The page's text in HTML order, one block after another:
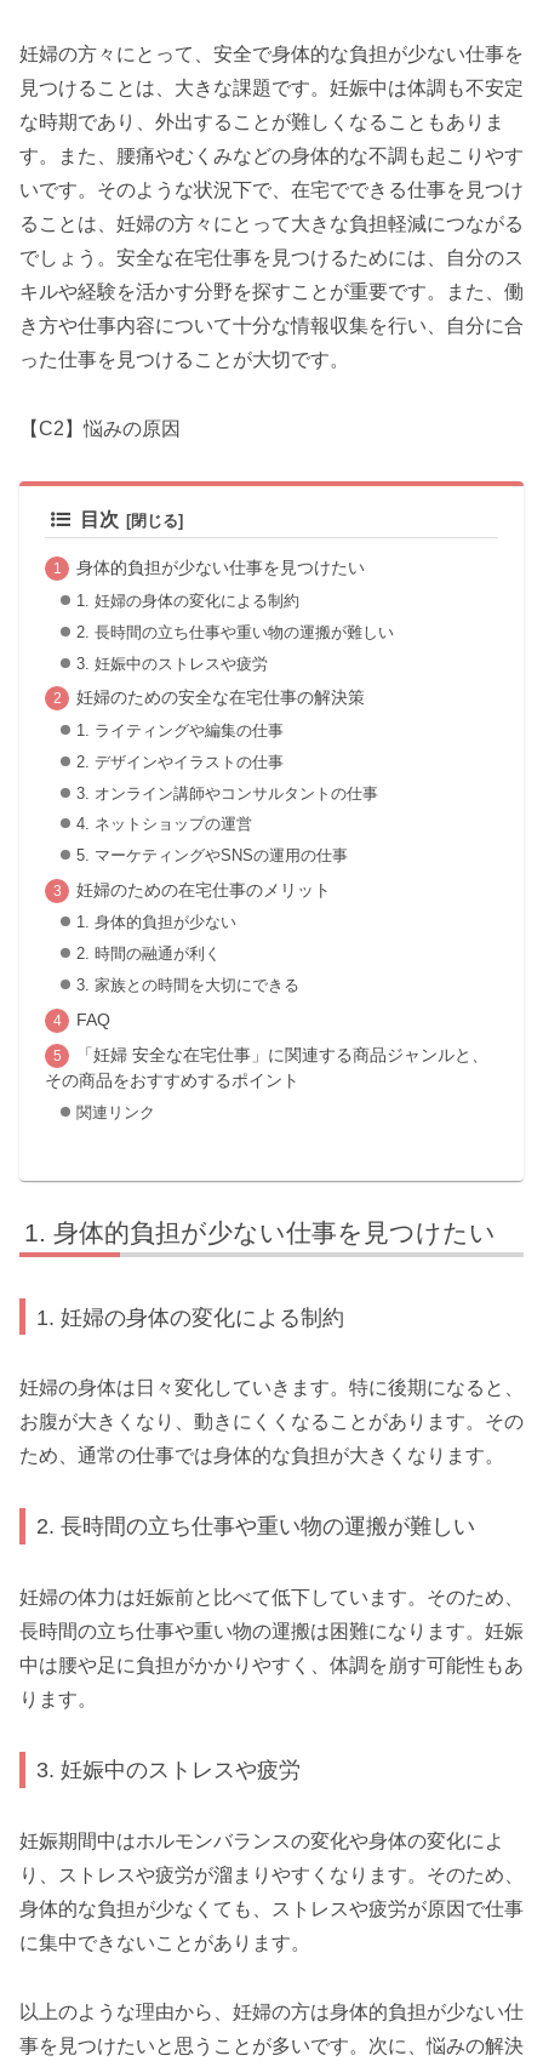
妊婦の方々にとって、安全で身体的な負担が少ない仕事を
見つけることは、大きな課題です。妊娠中は体調も不安定
な時期であり、外出することが難しくなることもありま
す。また、腰痛やむくみなどの身体的な不調も起こりやす
いです。そのような状況下で、在宅でできる仕事を見つけ
ることは、妊婦の方々にとって大きな負担軽減につながる
でしょう。安全な在宅仕事を見つけるためには、自分のス
キルや経験を活かす分野を探すことが重要です。また、働
き方や仕事内容について十分な情報収集を行い、自分に合
った仕事を見つけることが大切です。
【C2】悩みの原因
目次
身体的負担が少ない仕事を見つけたい
1. 妊婦の身体の変化による制約
2. 長時間の立ち仕事や重い物の運搬が難しい
3. 妊娠中のストレスや疲労
妊婦のための安全な在宅仕事の解決策
1. ライティングや編集の仕事
2. デザインやイラストの仕事
3. オンライン講師やコンサルタントの仕事
4. ネットショップの運営
5. マーケティングやSNSの運用の仕事
妊婦のための在宅仕事のメリット
1. 身体的負担が少ない
2. 時間の融通が利く
3. 家族との時間を大切にできる
FAQ
「妊婦 安全な在宅仕事」に関連する商品ジャンルと、
その商品をおすすめするポイント
関連リンク
身体的負担が少ない仕事を見つけたい
1. 妊婦の身体の変化による制約
妊婦の身体は日々変化していきます。特に後期になると、
お腹が大きくなり、動きにくくなることがあります。その
ため、通常の仕事では身体的な負担が大きくなります。
2. 長時間の立ち仕事や重い物の運搬が難しい
妊婦の体力は妊娠前と比べて低下しています。そのため、
長時間の立ち仕事や重い物の運搬は困難になります。妊娠
中は腰や足に負担がかかりやすく、体調を崩す可能性もあ
ります。
3. 妊娠中のストレスや疲労
妊娠期間中はホルモンバランスの変化や身体の変化によ
り、ストレスや疲労が溜まりやすくなります。そのため、
身体的な負担が少なくても、ストレスや疲労が原因で仕事
に集中できないことがあります。
以上のような理由から、妊婦の方は身体的負担が少ない仕
事を見つけたいと思うことが多いです。次に、悩みの解決